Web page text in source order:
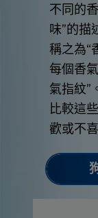
不同的
味”的描
稱之為“
每個香
氣指紋”
比較這
歡或不